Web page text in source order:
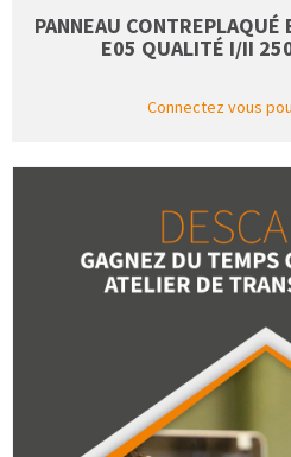
PANNEAU
E05 QUALITÉ I/II
Connectez vous